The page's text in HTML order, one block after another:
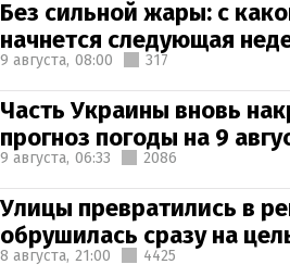
Без сильной жары: с
начнется следующая
9 августа, 08:00 317
Часть Украины вновь
прогноз погоды на 9
9 августа, 06:33 2086
Улицы превратились в
обрушилась сразу на
8 августа, 21:00 4425